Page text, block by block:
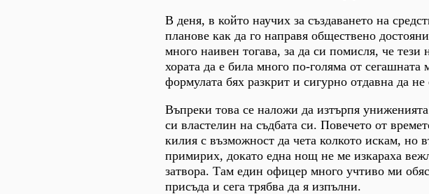
В деня, в който научих за създаването на
планове как да го направя обществено
много наивен тогава, за да си помисля, че
хората да е била много по-голяма от
формулата бях разкрит и сигурно отдавна да
Въпреки това се наложи да изтърпя
си властелин на съдбата си. Повечето от
килия с възможност да чета колкото искам, но
примирих, докато една нощ не ме изкараха
затвора. Там един офицер много учтиво ми
присъда и сега трябва да я изпълни.